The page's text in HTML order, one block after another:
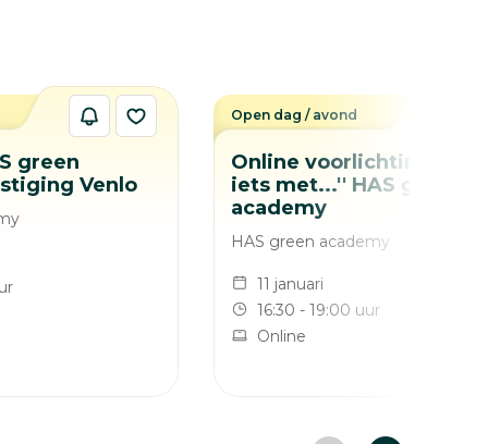
green
Venlo
Online voorlichting ''ik
iets met...'' HAS green
academy
HAS green academy
11 januari
16:30 - 19:00 uur
Online
Open dag / avond